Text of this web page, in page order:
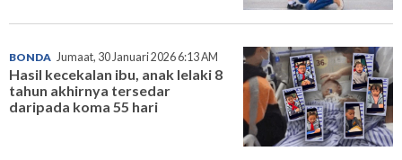
BONDA Jumaat, 30 Januari 2026 6:13 AM
Hasil kecekalan ibu, anak lelaki 8
tahun akhirnya tersedar
daripada koma 55 hari